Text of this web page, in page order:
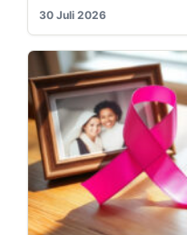
30 Juli 2026